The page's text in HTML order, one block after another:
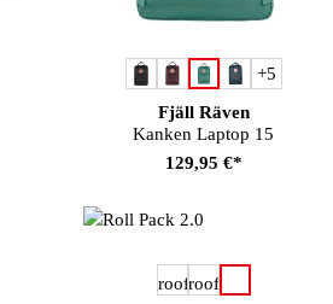
Fjäll Räven
Kanken Laptop 15
Farbe auswählen
+5
129,95 €*
ist zurzeit nicht verfügbar.)Farbeauswählen